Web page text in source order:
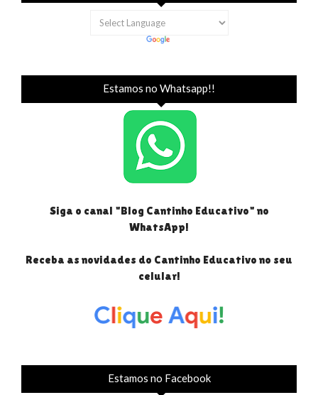
Estamos no Whatsapp!!
Siga o canal "Blog Cantinho Educativo" no
WhatsApp!
Receba as novidades do Cantinho Educativo no seu
celular!
Estamos no Facebook